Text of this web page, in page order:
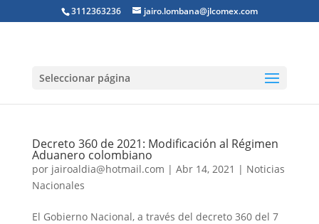
3112363236 jairo.lombana@jlcomex.com
Seleccionar página
Decreto 360 de 2021: Modificación al Régimen
Aduanero colombiano
por jairoaldia@hotmail.com | Abr 14, 2021 | Noticias
Nacionales
El Gobierno Nacional, a través del decreto 360 del 7